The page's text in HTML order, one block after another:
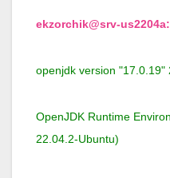
ekzorchik@srv-
openjdk version "17.0.19"
OpenJDK Runtime
22.04.2-Ubuntu)